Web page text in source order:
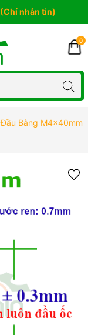
nhắn tin)
0
Bằng M4x40mm